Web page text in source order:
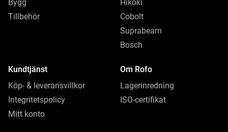
Bygg
Tillbehör
Hikoki
Cobolt
Suprabeam
Bosch
Kundtjänst
Köp- & leveransvillkor
Integritetspolicy
Mitt konto
Om Rofo
Lagerinredning
ISO-certifikat